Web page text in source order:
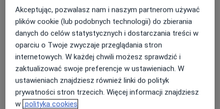
Centrum Medyczne enel-med – oddział
Domaniewska
Domaniewska 49, Mokotów , 02-672Warszawa
Powiększ mapęotwiera się w nowej karcie
Dostępność
Pokaż kalendarz
Akceptując, pozwalasz nam i naszym partnerom używać
plików cookie (lub podobnych technologii) do zbierania
danych do celów statystycznych i dostarczania treści w
oparciu o Twoje zwyczaje przeglądania stron
internetowych. W każdej chwili możesz sprawdzić i
zaktualizować swoje preferencje w ustawieniach. W
ustawieniach znajdziesz również linki do polityk
prywatności stron trzecich. Więcej informacji znajdziesz
w polityka cookies